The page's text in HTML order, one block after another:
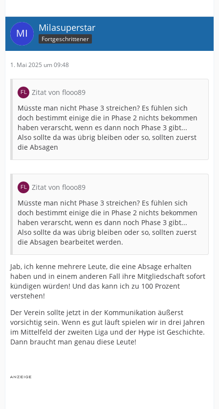
Milasuperstar
Fortgeschrittener
1. Mai 2025 um 09:48
Zitat von flooo89
Müsste man nicht Phase 3 streichen? Es fühlen sich
doch bestimmt einige die in Phase 2 nichts bekommen
haben verarscht, wenn es dann noch Phase 3 gibt...
Also sollte da was übrig bleiben oder so, sollten zuerst
die Absagen
Zitat von flooo89
Müsste man nicht Phase 3 streichen? Es fühlen sich
doch bestimmt einige die in Phase 2 nichts bekommen
haben verarscht, wenn es dann noch Phase 3 gibt...
Also sollte da was übrig bleiben oder so, sollten zuerst
die Absagen bearbeitet werden.
Jab, ich kenne mehrere Leute, die eine Absage erhalten
haben und in einem anderen Fall ihre Mitgliedschaft sofort
kündigen würden! Und das kann ich zu 100 Prozent
verstehen!
Der Verein sollte jetzt in der Kommunikation äußerst
vorsichtig sein. Wenn es gut läuft spielen wir in drei Jahren
im Mittelfeld der zweiten Liga und der Hype ist Geschichte.
Dann braucht man genau diese Leute!